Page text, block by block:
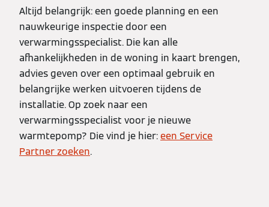
Altijd belangrijk: een goede planning en een
nauwkeurige inspectie door een
verwarmingsspecialist. Die kan alle
afhankelijkheden in de woning in kaart brengen,
advies geven over een optimaal gebruik en
belangrijke werken uitvoeren tijdens de
installatie. Op zoek naar een
verwarmingsspecialist voor je nieuwe
warmtepomp? Die vind je hier:een Service
Partner zoeken.